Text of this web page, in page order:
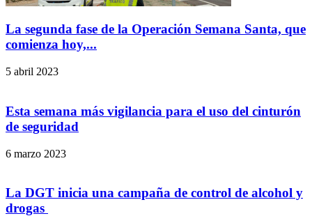
La segunda fase de la Operación Semana Santa, que
comienza hoy,...
5 abril 2023
Esta semana más vigilancia para el uso del cinturón
de seguridad
6 marzo 2023
La DGT inicia una campaña de control de alcohol y
drogas